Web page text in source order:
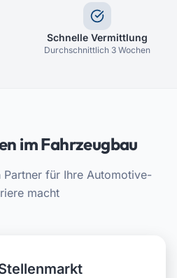
Schnelle Vermittlung
Durchschnittlich 3 Wochen
im Fahrzeugbau
Partner für Ihre Automotive-
macht